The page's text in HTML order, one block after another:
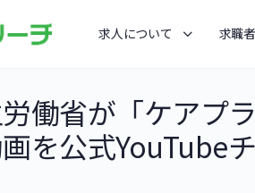
求人について 求職
働省が「ケアプ
を公式YouTube